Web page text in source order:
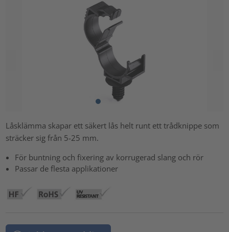
Låsklämma skapar ett säkert lås helt runt ett trådknippe som
sträcker sig från 5-25 mm.
För buntning och fixering av korrugerad slang och rör
Passar de flesta applikationer